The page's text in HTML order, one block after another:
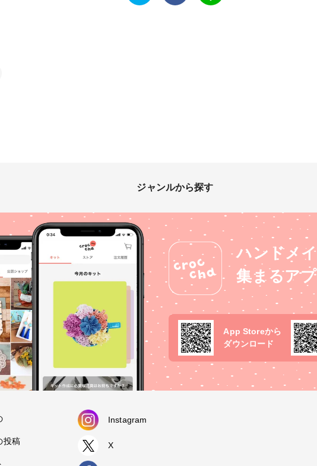
ジャンルから探す
ハンドメ
集まるア
App Storeから
ダウンロード
投稿
Instagram
X